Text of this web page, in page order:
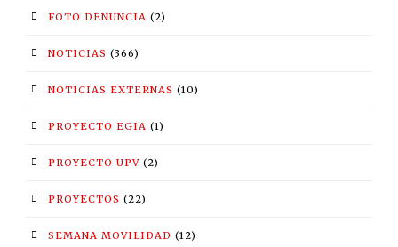
FOTO DENUNCIA (2)
NOTICIAS (366)
NOTICIAS EXTERNAS (10)
PROYECTO EGIA (1)
PROYECTO UPV (2)
PROYECTOS (22)
SEMANA MOVILIDAD (12)